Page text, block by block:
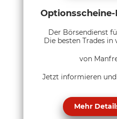
Der Börsendienst
Die besten Trades
von
Jetzt informieren
Mehr